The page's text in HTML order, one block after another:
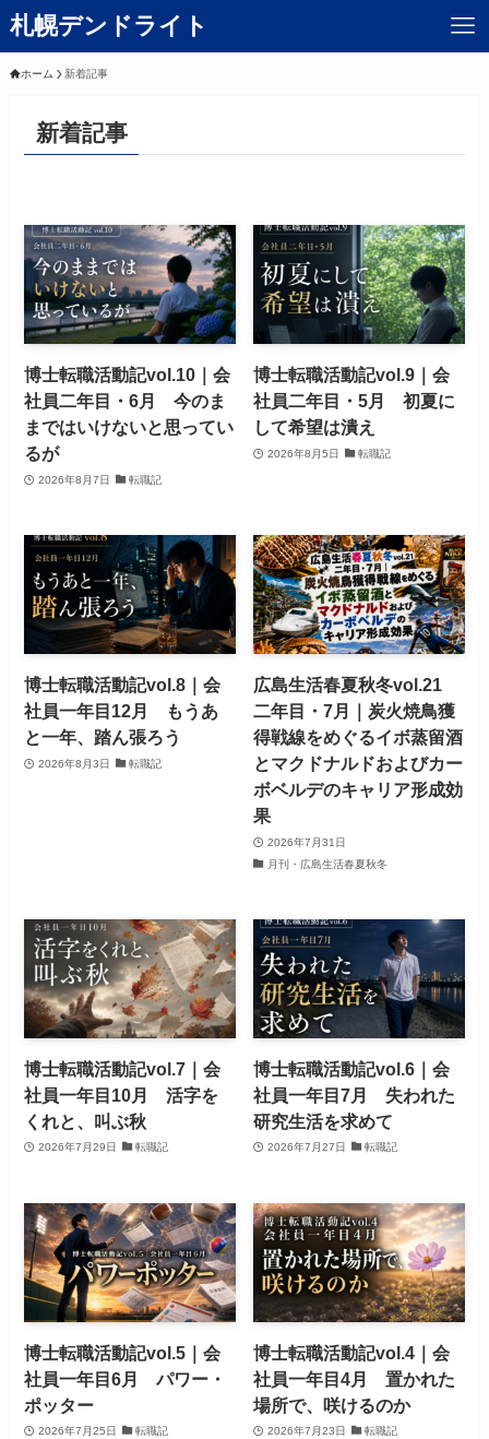
札幌デンドライト
ホーム 新着記事
新着記事
博士転職活動記vol.10｜会
社員二年目・6月 今のま
まではいけないと思ってい
るが
2026年8月7日 転職記
博士転職活動記vol.9｜会
社員二年目・5月 初夏に
して希望は潰え
2026年8月5日 転職記
博士転職活動記vol.8｜会
社員一年目12月 もうあ
と一年、踏ん張ろう
2026年8月3日 転職記
広島生活春夏秋冬vol.21
二年目・7月｜炭火焼鳥獲
得戦線をめぐるイボ蒸留酒
とマクドナルドおよびカー
ボベルデのキャリア形成効
果
2026年7月31日
月刊・広島生活春夏秋冬
博士転職活動記vol.7｜会
社員一年目10月 活字を
くれと、叫ぶ秋
2026年7月29日 転職記
博士転職活動記vol.6｜会
社員一年目7月 失われた
研究生活を求めて
2026年7月27日 転職記
博士転職活動記vol.5｜会
社員一年目6月 パワー・
ポッター
2026年7月25日 転職記
博士転職活動記vol.4｜会
社員一年目4月 置かれた
場所で、咲けるのか
2026年7月23日 転職記